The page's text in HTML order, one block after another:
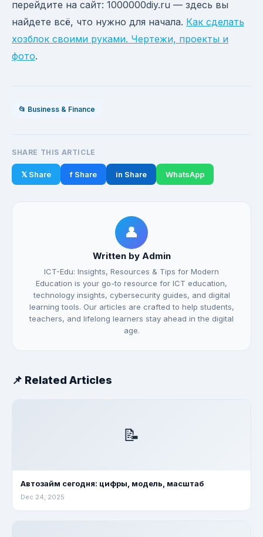
перейдите на сайт: 1000000diy.ru — здесь вы
найдете всё, что нужно для начала. Как сделать
хозблок своими руками. Чертежи, проекты и
фото.
📂 Business & Finance
SHARE THIS ARTICLE
𝕏 Share f Share in Share WhatsApp
👤
Written by Admin
ICT-Edu: Insights, Resources & Tips for Modern
Education is your go-to resource for ICT education,
technology insights, cybersecurity guides, and digital
learning tools. Our articles are crafted to help students,
teachers, and lifelong learners stay ahead in the digital
age.
📌 Related Articles
📝
Автозайм сегодня: цифры, модель, масштаб
Dec 24, 2025